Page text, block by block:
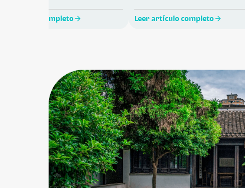
artículo completo Leer artículo completo